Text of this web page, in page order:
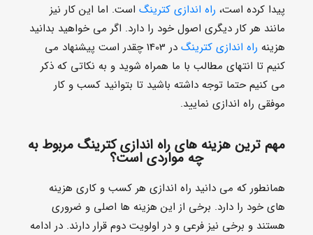
پیدا کرده است، راه اندازی کترینگ است. اما این کار نیز
مانند هر کار دیگری اصول خود را دارد. اگر می خواهید بدانید
هزینه راه اندازی کترینگ
در 1403 چقدر است پیشنهاد می
کنیم تا انتهای مطالب با ما همراه شوید و به نکاتی که ذکر
می کنیم حتما توجه داشته باشید تا بتوانید کسب و کار
موفقی راه اندازی نمایید.
مهم ترین هزینه های راه اندازی کترینگ مربوط به
چه مواردی است؟
همانطور که می دانید راه اندازی هر کسب و کاری هزینه
های خود را دارد. برخی از این هزینه ها اصلی و ضروری
هستند و برخی نیز فرعی و در اولویت دوم قرار دارند. در ادامه